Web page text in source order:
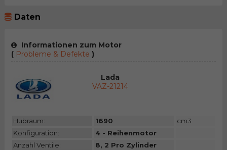
Daten
Informationen zum Motor
(Probleme & Defekte )
Lada
VAZ-21214
Hubraum: 1690
cm3
Konfiguration:
4 - Reihenmotor
Anzahl Ventile:
8, 2 Pro Zylinder